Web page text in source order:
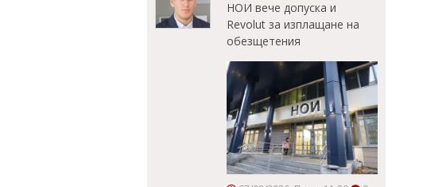
НОИ вече допуска и
Revolut за изплащане на
обезщетения